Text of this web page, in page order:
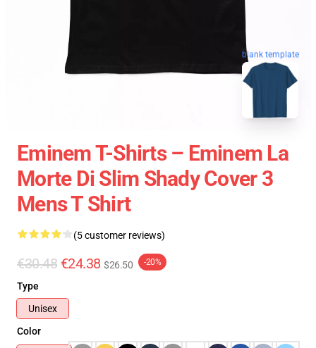
blank template
Eminem T-Shirts – Eminem La
Morte Di Slim Shady Cover 3
Mens T Shirt
(5 customer reviews)
€30.48 €24.38 $26.50 -20%
Type
Unisex
Color